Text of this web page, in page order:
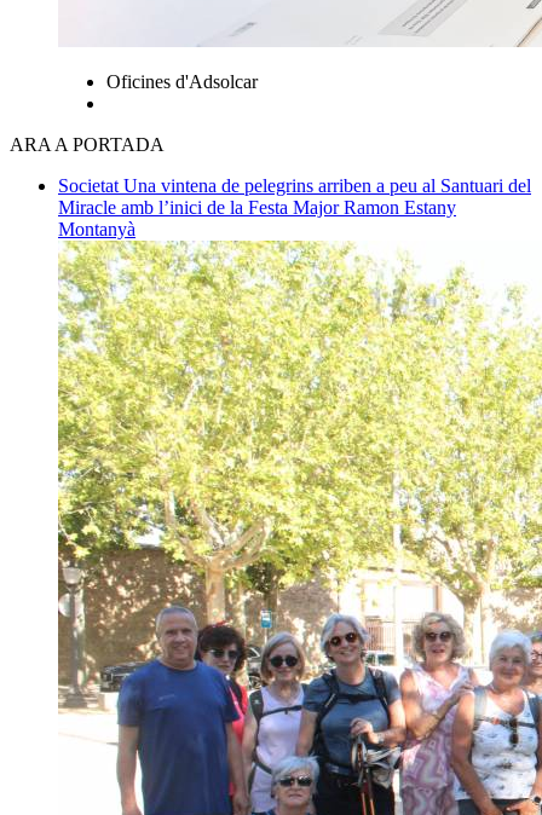
Oficines d'Adsolcar
ARA A PORTADA
Societat Una vintena de pelegrins arriben a peu al Santuari del
Miracle amb l’inici de la Festa MajorRamon Estany
Montanyà